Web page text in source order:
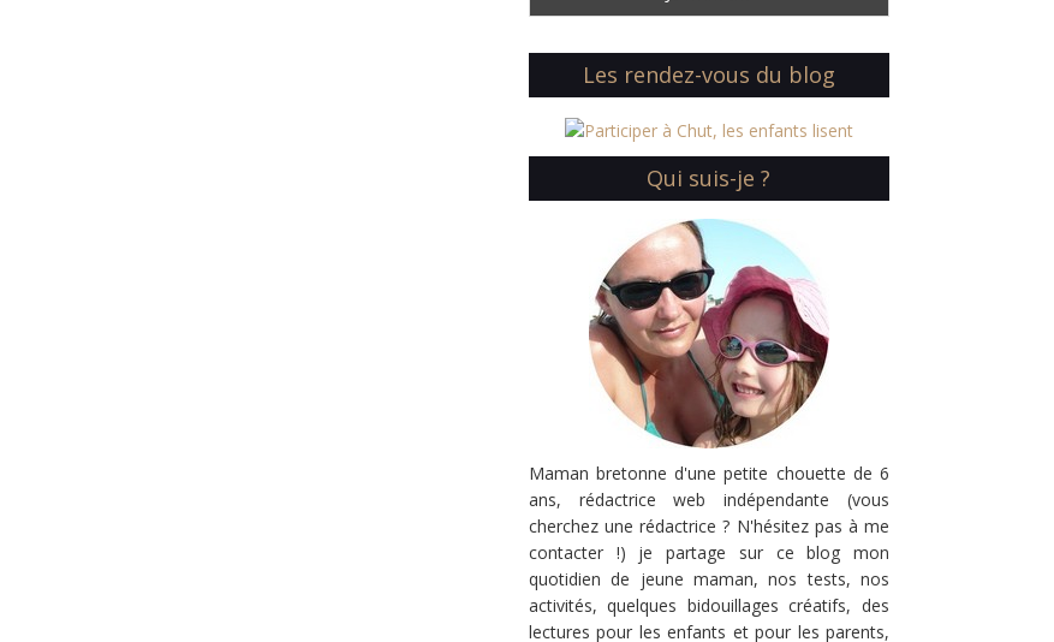
Les rendez-vous du blog
Qui suis-je ?
Maman bretonne d'une petite chouette de 6
ans, rédactrice web indépendante (vous
cherchez une rédactrice ? N'hésitez pas à me
contacter !) je partage sur ce blog mon
quotidien de jeune maman, nos tests, nos
activités, quelques bidouillages créatifs, des
lectures pour les enfants et pour les parents,